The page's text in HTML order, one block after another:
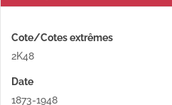
Cote/Cotes extrêmes
2K48
Date
1873-1948